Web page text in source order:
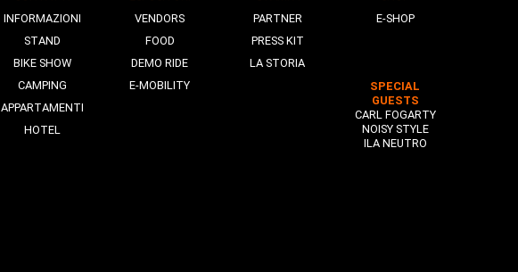
INFORMAZIONI
STAND
BIKE SHOW
CAMPING
APPARTAMENTI
HOTEL
VENDORS
FOOD
DEMO RIDE
E-MOBILITY
PARTNER
PRESS KIT
LA STORIA
E-SHOP
SPECIAL
GUESTS
CARL FOGARTY
NOISY STYLE
ILA NEUTRO